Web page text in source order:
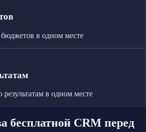
бюджетов в одном месте
результатам в одном месте
бесплатной CRM перед